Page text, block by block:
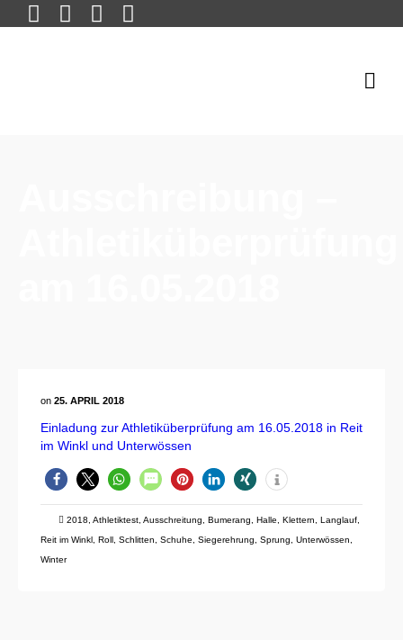
on 25. APRIL 2018
Einladung zur Athletiküberprüfung am 16.05.2018 in Reit
im Winkl und Unterwössen
2018 Athletiktest Ausschreitung Bumerang Halle Klettern Langlauf
Reit im Winkl Roll Schlitten Schuhe Siegerehrung Sprung Unterwössen
Winter